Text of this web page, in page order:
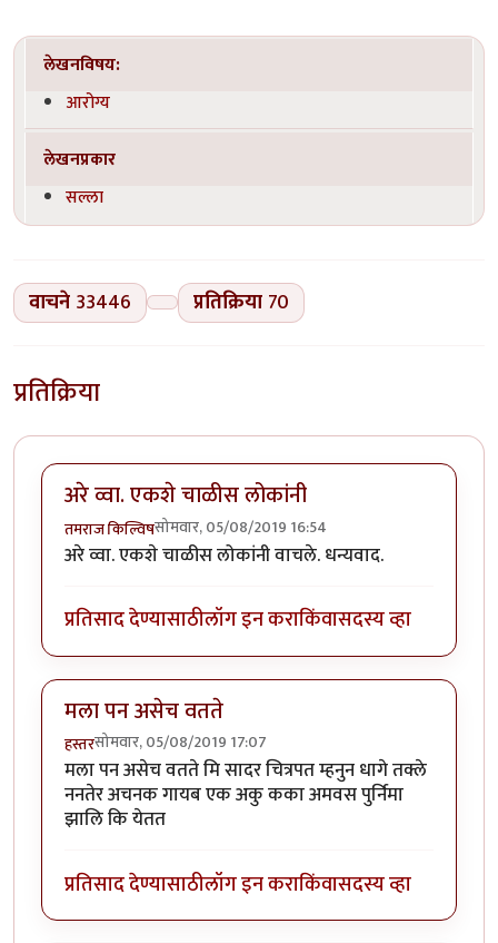
लेखनविषय:
आरोग्य
लेखनप्रकार
सल्ला
वाचने 33446 प्रतिक्रिया 70
प्रतिक्रिया
अरे व्वा. एकशे चाळीस लोकांनी
तमराज किल्विषसोमवार, 05/08/2019 16:54
अरे व्वा. एकशे चाळीस लोकांनी वाचले. धन्यवाद.
प्रतिसाद देण्यासाठीलॉग इन कराकिंवासदस्य व्हा
मला पन असेच वतते
हस्तरसोमवार, 05/08/2019 17:07
मला पन असेच वतते मि सादर चित्रपत म्हनुन धागे तक्ले
ननतेर अचनक गायब एक अकु कका अमवस पुर्निमा
झालि कि येतत
प्रतिसाद देण्यासाठीलॉग इन कराकिंवासदस्य व्हा